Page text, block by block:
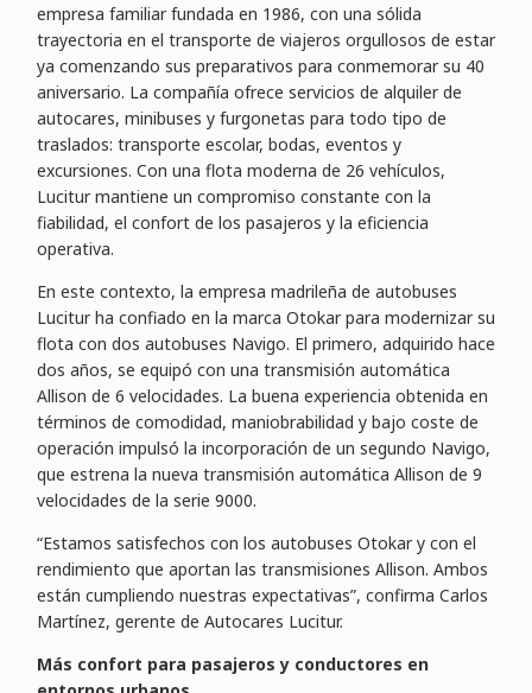
empresa familiar fundada en 1986, con una sólida
trayectoria en el transporte de viajeros orgullosos de estar
ya comenzando sus preparativos para conmemorar su 40
aniversario. La compañía ofrece servicios de alquiler de
autocares, minibuses y furgonetas para todo tipo de
traslados: transporte escolar, bodas, eventos y
excursiones. Con una flota moderna de 26 vehículos,
Lucitur mantiene un compromiso constante con la
fiabilidad, el confort de los pasajeros y la eficiencia
operativa.
En este contexto, la empresa madrileña de autobuses
Lucitur ha confiado en la marca Otokar para modernizar su
flota con dos autobuses Navigo. El primero, adquirido hace
dos años, se equipó con una transmisión automática
Allison de 6 velocidades. La buena experiencia obtenida en
términos de comodidad, maniobrabilidad y bajo coste de
operación impulsó la incorporación de un segundo Navigo,
que estrena la nueva transmisión automática Allison de 9
velocidades de la serie 9000.
“Estamos satisfechos con los autobuses Otokar y con el
rendimiento que aportan las transmisiones Allison. Ambos
están cumpliendo nuestras expectativas”, confirma Carlos
Martínez, gerente de Autocares Lucitur.
Más confort para pasajeros y conductores en